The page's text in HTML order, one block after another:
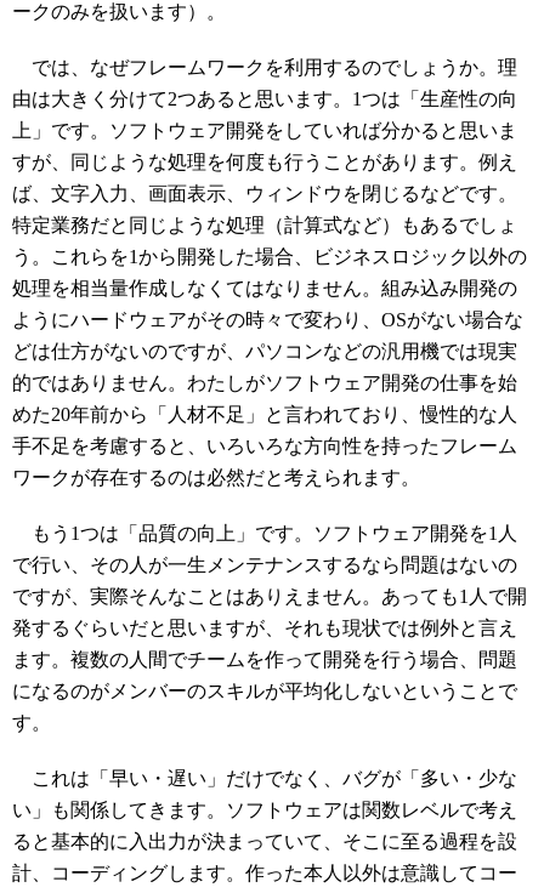
ークのみを扱います）。
では、なぜフレームワークを利用するのでしょうか。理
由は大きく分けて2つあると思います。1つは「生産性の向
上」です。ソフトウェア開発をしていれば分かると思いま
すが、同じような処理を何度も行うことがあります。例え
ば、文字入力、画面表示、ウィンドウを閉じるなどです。
特定業務だと同じような処理（計算式など）もあるでしょ
う。これらを1から開発した場合、ビジネスロジック以外の
処理を相当量作成しなくてはなりません。組み込み開発の
ようにハードウェアがその時々で変わり、OSがない場合な
どは仕方がないのですが、パソコンなどの汎用機では現実
的ではありません。わたしがソフトウェア開発の仕事を始
めた20年前から「人材不足」と言われており、慢性的な人
手不足を考慮すると、いろいろな方向性を持ったフレーム
ワークが存在するのは必然だと考えられます。
もう1つは「品質の向上」です。ソフトウェア開発を1人
で行い、その人が一生メンテナンスするなら問題はないの
ですが、実際そんなことはありえません。あっても1人で開
発するぐらいだと思いますが、それも現状では例外と言え
ます。複数の人間でチームを作って開発を行う場合、問題
になるのがメンバーのスキルが平均化しないということで
す。
これは「早い・遅い」だけでなく、バグが「多い・少な
い」も関係してきます。ソフトウェアは関数レベルで考え
ると基本的に入出力が決まっていて、そこに至る過程を設
計、コーディングします。作った本人以外は意識してコー